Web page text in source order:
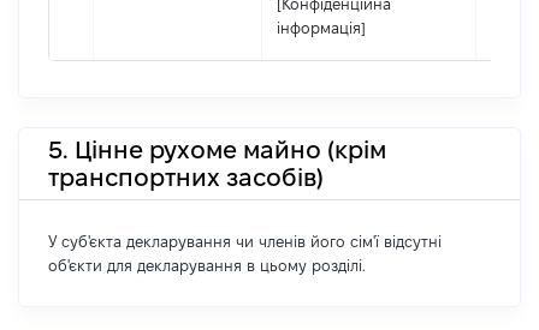
[Конфіденційна
інформація]
5. Цінне рухоме майно (крім
транспортних засобів)
У суб'єкта декларування чи членів його сім'ї відсутні
об'єкти для декларування в цьому розділі.